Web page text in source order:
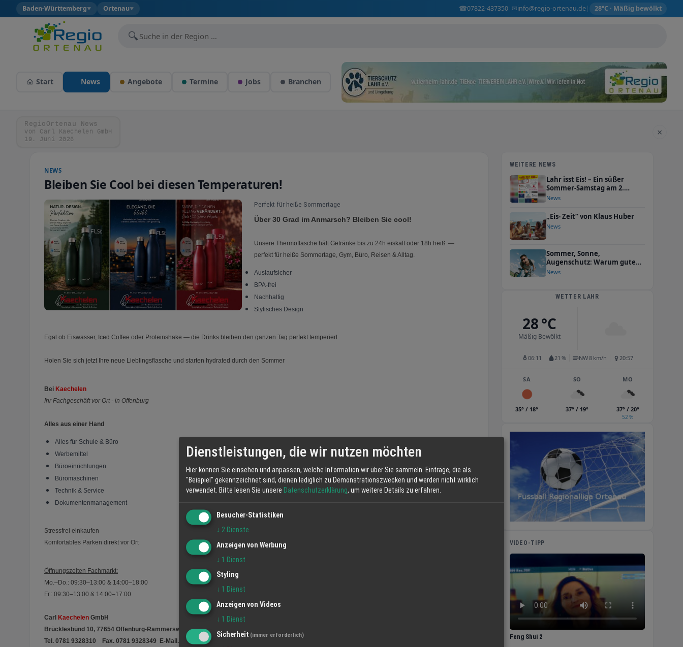
Baden-Württemberg▼ Ortenau▼ ☎07822-437350| ✉info@regio-ortenau.de| 28°C · Mäßig bewölkt
🔍
Start News Angebote Termine Jobs Branchen
RegioOrtenau News
von Carl Kaechelen GmbH
19. Juni 2026
×
NEWS
Bleiben Sie Cool bei diesen Temperaturen!
Perfekt für heiße Sommertage
Über 30 Grad im Anmarsch? Bleiben Sie cool!
Unsere Thermoflasche hält Getränke bis zu 24h eiskalt oder 18h heiß —
perfekt für heiße Sommertage, Gym, Büro, Reisen & Alltag.
Auslaufsicher
BPA-frei
Nachhaltig
Stylisches Design
Egal ob Eiswasser, Iced Coffee oder Proteinshake — die Drinks bleiben den ganzen Tag perfekt temperiert
Holen Sie sich jetzt Ihre neue Lieblingsflasche und starten hydrated durch den Sommer
Bei Kaechelen
Ihr Fachgeschäft vor Ort - in Offenburg
Alles aus einer Hand
Alles für Schule & Büro
Werbemittel
Büroeinrichtungen
Büromaschinen
Technik & Service
Dokumentenmanagement
Stressfrei einkaufen
Komfortables Parken direkt vor Ort
Öffnungszeiten Fachmarkt:
Mo.–Do.: 09:30–13:00 & 14:00–18:00
Fr.: 09:30–13:00 & 14:00–17:00
Carl Kaechelen GmbH
Brücklesbünd 10, 77654 Offenburg-Rammersweier
Tel. 0781 9328310 Fax. 0781 9328349 E-Mail. info@
kaechelen
WEITERE NEWS
Lahr isst Eis! – Ein süßer
Sommer-Samstag am 2.
August 2025
News
„Eis- Zeit“ von Klaus Huber
News
Sommer, Sonne,
Augenschutz: Warum gute
Sonnenbrillen in Ettenheim
News
WETTER LAHR
28 °C
Mäßig Bewölkt
06:11 21 % NW 8 km/h 20:57
SA
35° / 18°
SO
37° / 19°
MO
37° / 20°
52 %
VIDEO-TIPP
Feng Shui 2
Dienstleistungen, die wir nutzen möchten
Hier können Sie einsehen und anpassen, welche Information wir über Sie sammeln. Einträge, die als
"Beispiel" gekennzeichnet sind, dienen lediglich zu Demonstrationszwecken und werden nicht wirklich
verwendet. Bitte lesen Sie unsere Datenschutzerklärung, um weitere Details zu erfahren.
Besucher-Statistiken
↓ 2 Dienste
Anzeigen von Werbung
↓ 1 Dienst
Styling
↓ 1 Dienst
Anzeigen von Videos
↓ 1 Dienst
Sicherheit (immer erforderlich)